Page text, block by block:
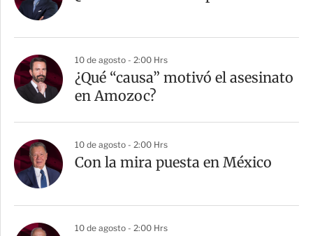
10 de agosto - 2:00 Hrs
¿Qué “causa” motivó el asesinato
en Amozoc?
10 de agosto - 2:00 Hrs
Con la mira puesta en México
10 de agosto - 2:00 Hrs